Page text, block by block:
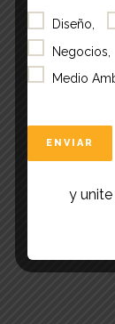
pm CMT
Event
Exhibiciones
Website:
https://
Diseño,
Negocios,
Medio
y